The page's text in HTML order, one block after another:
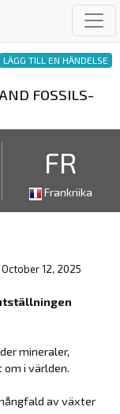
LÄGG TILL EN HÄNDELSE
FOSSILS-
FR
Frankriika
12, 2025
mineraler,
i världen.
av växter